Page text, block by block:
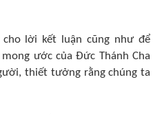
lời kết luận cũng như để
ước của Đức Thánh Cha
thiết tưởng rằng chúng ta